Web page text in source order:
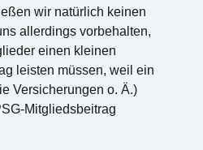
wir natürlich keinen
allerdings vorbehalten,
einen kleinen
leisten müssen, weil ein
Versicherungen o. Ä.)
Mitgliedsbeitrag